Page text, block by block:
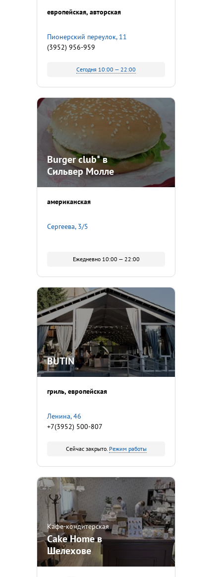
европейская авторская
Пионерский переулок, 11
(3952) 956-959
Сегодня 10:00 — 22:00
Burger club* в
Сильвер Молле
американская
Сергеева, 3/5
Ежедневно 10:00 — 22:00
BUTIN
гриль европейская
Ленина, 46
+7(3952) 500-807
Сейчас закрыто. Режим работы
Кафе-кондитерская
Cake Home в
Шелехове